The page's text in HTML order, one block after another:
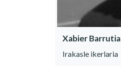
Xabier Barrutia
Irakasle ikerlaria